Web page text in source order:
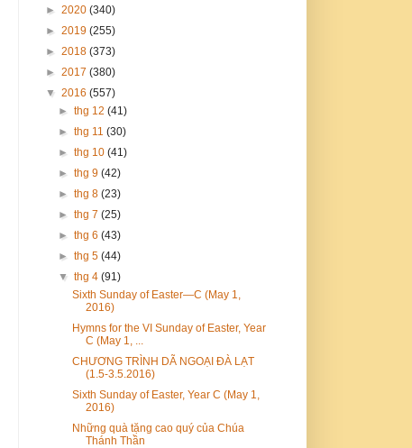
► 2020 (340)
► 2019 (255)
► 2018 (373)
► 2017 (380)
▼ 2016 (557)
►thg 12(41)
►thg 11(30)
►thg 10(41)
►thg 9(42)
►thg 8(23)
►thg 7(25)
►thg 6(43)
►thg 5(44)
▼thg 4(91)
Sixth Sunday of Easter—C (May 1,
2016)
Hymns for the VI Sunday of Easter, Year
C (May 1, ...
CHƯƠNG TRÌNH DÃ NGOẠI ĐÀ LẠT
(1.5-3.5.2016)
Sixth Sunday of Easter, Year C (May 1,
2016)
Những quà tặng cao quý của Chúa
Thánh Thần